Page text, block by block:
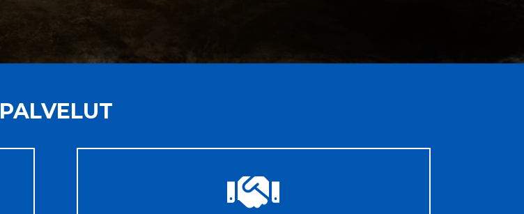
PALVELUT
